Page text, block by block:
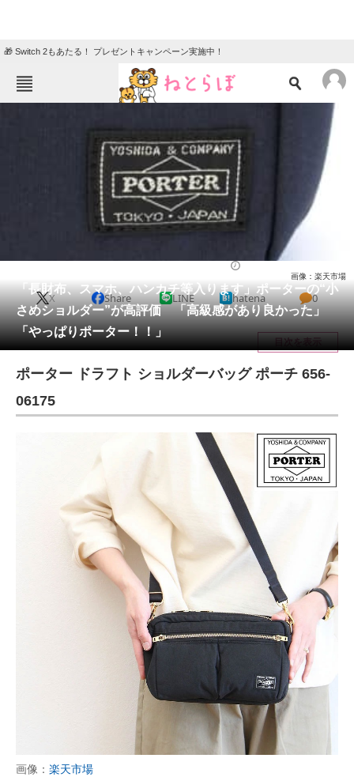
🎁 Switch 2もあたる！ プレゼントキャンペーン実施中！
クイズ
地域
教育・育児
会員記事
メディア
注目記事を集めた総合ページ
進化するPCとデバイスの未来
好きが集まる 比べて選べる
ビジネスと働き方のヒント
AI活用のいまが分かる
企業ITのトレンドを詳説
経営リーダーのコミュニティ
マーケ×ITの今がよく分かる
ITエンジニア向け専門サイト
IT製品の技術・比較・事例
「長財布、スマホ、ハンカチ等入ります」ポーターの“小
さめショルダー”が高評価 「高級感があり良かった」
「やっぱりポーター！！」
画像：楽天市場
X Share LINE hatena 0
目次を表示
ポーター ドラフト ショルダーバッグ ポーチ 656-
06175
画像： 楽天市場